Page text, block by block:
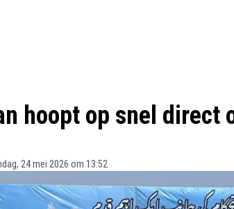
hoopt op snel direct
24 mei 2026 om 13:52